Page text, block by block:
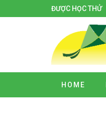
ĐƯỢC HỌC THỬ
HOME